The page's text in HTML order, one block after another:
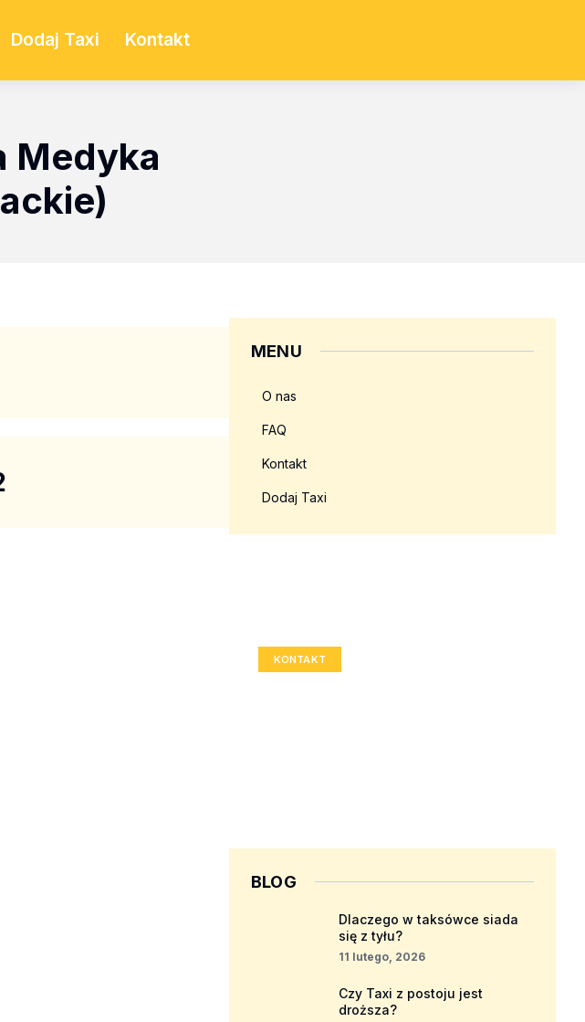
Dodaj Taxi Kontakt
Medyka
MENU
O nas
FAQ
Kontakt
Dodaj Taxi
KONTAKT
BLOG
Dlaczego w taksówce siada
się z tyłu?
11 lutego, 2026
Czy Taxi z postoju jest
droższa?